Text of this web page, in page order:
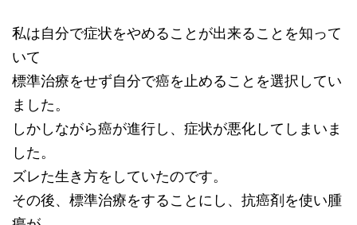
私は自分で症状をやめることが出来ることを知って
いて
標準治療をせず自分で癌を止めることを選択してい
ました。
しかしながら癌が進行し、症状が悪化してしまいま
した。
ズレた生き方をしていたのです。
その後、標準治療をすることにし、抗癌剤を使い腫